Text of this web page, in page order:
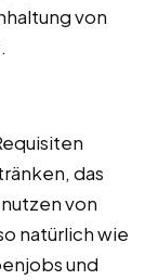
von
das
von
natürlich wie
und